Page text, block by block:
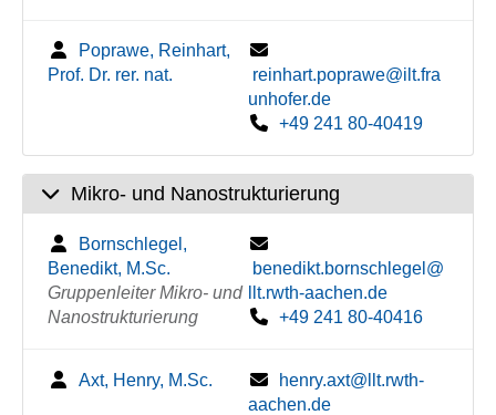
Poprawe, Reinhart,
Prof. Dr. rer. nat.
reinhart.poprawe@ilt.fra
unhofer.de
+49 241 80-40419
Mikro- und Nanostrukturierung
Bornschlegel,
Benedikt, M.Sc.
Gruppenleiter Mikro- und
Nanostrukturierung
benedikt.bornschlegel@
llt.rwth-aachen.de
+49 241 80-40416
Axt, Henry, M.Sc.
henry.axt@llt.rwth-
aachen.de